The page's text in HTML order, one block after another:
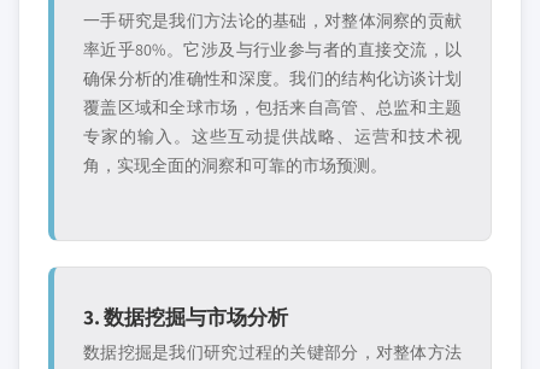
一手研究是我们方法论的基础，对整体洞察的贡献
率近乎80%。它涉及与行业参与者的直接交流，以
确保分析的准确性和深度。我们的结构化访谈计划
覆盖区域和全球市场，包括来自高管、总监和主题
专家的输入。这些互动提供战略、运营和技术视
角，实现全面的洞察和可靠的市场预测。
3. 数据挖掘与市场分析
数据挖掘是我们研究过程的关键部分，对整体方法